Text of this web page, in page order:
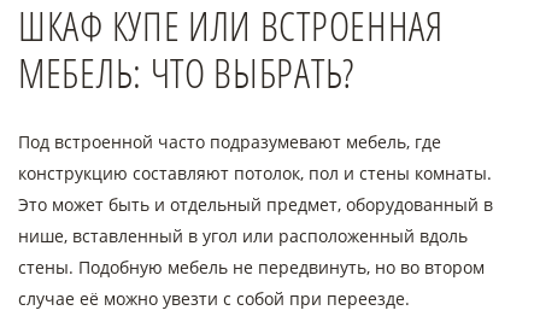
ШКАФ КУПЕ ИЛИ ВСТРОЕННАЯ
МЕБЕЛЬ: ЧТО ВЫБРАТЬ?
Под встроенной часто подразумевают мебель, где
конструкцию составляют потолок, пол и стены комнаты.
Это может быть и отдельный предмет, оборудованный в
нише, вставленный в угол или расположенный вдоль
стены. Подобную мебель не передвинуть, но во втором
случае её можно увезти с собой при переезде.